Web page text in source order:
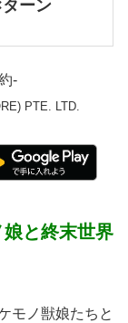
ーン
-
PTE. LTD.
娘と終末世界
モノ獣娘たちと